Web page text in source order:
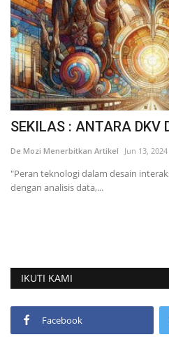
SEKILAS : ANTARA DKV
De Mozi Menerbitkan Artikel Jun 13, 2024
"Peran teknologi dalam desain
dengan analisis data,...
IKUTI KAMI
Facebook